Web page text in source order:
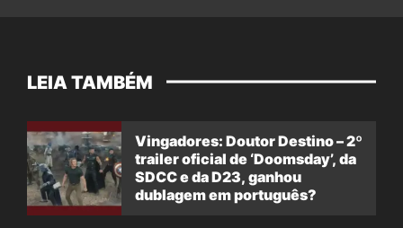
LEIA TAMBÉM
Vingadores: Doutor Destino – 2º
trailer oficial de ‘Doomsday’, da
SDCC e da D23, ganhou
dublagem em português?